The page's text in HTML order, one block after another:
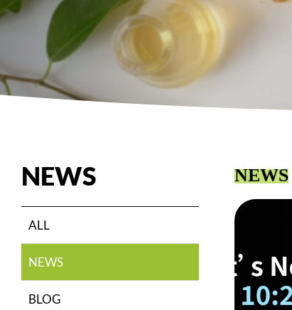
NEWS
ALL
NEWS
BLOG
NEWS